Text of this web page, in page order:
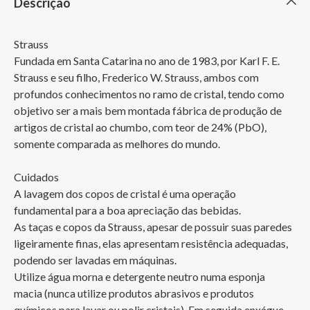
Strauss
Fundada em Santa Catarina no ano de 1983, por Karl F. E.
Strauss e seu filho, Frederico W. Strauss, ambos com
profundos conhecimentos no ramo de cristal, tendo como
objetivo ser a mais bem montada fábrica de produção de
artigos de cristal ao chumbo, com teor de 24% (PbO),
somente comparada as melhores do mundo.
Cuidados
A lavagem dos copos de cristal é uma operação
fundamental para a boa apreciação das bebidas.
As taças e copos da Strauss, apesar de possuir suas paredes
ligeiramente finas, elas apresentam resistência adequadas,
podendo ser lavadas em máquinas.
Utilize água morna e detergente neutro numa esponja
macia (nunca utilize produtos abrasivos e produtos